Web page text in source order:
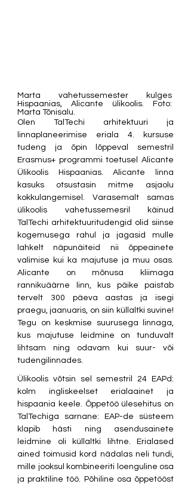
Marta vahetussemester kulges
Hispaanias, Alicante ülikoolis. Foto:
Marta Tõnisalu.
Olen TalTechi arhitektuuri ja
linnaplaneerimise eriala 4. kursuse
tudeng ja õpin lõppeval semestril
Erasmus+ programmi toetusel Alicante
Ülikoolis Hispaanias. Alicante linna
kasuks otsustasin mitme asjaolu
kokkulangemisel. Varasemalt samas
ülikoolis vahetussemesril käinud
TalTechi arhitektuuritudengid olid siinse
kogemusega rahul ja jagasid mulle
lahkelt näpunäiteid nii õppeainete
valimise kui ka majutuse ja muu osas.
Alicante on mõnusa kliimaga
rannikuäärne linn, kus päike paistab
tervelt 300 päeva aastas ja isegi
praegu, jaanuaris, on siin küllaltki suvine!
Tegu on keskmise suurusega linnaga,
kus majutuse leidmine on tunduvalt
lihtsam ning odavam kui suur- või
tudengilinnades.
Ülikoolis võtsin sel semestril 24 EAPd:
kolm ingliskeelset erialaainet ja
hispaania keele. Õppetöö ülesehitus on
TalTechiga sarnane: EAP-de süsteem
klapib hästi ning asendusainete
leidmine oli küllaltki lihtne. Erialased
ained toimusid kord nädalas neli tundi,
mille jooksul kombineeriti loenguline osa
ja praktiline töö. Põhiline osa õppetööst